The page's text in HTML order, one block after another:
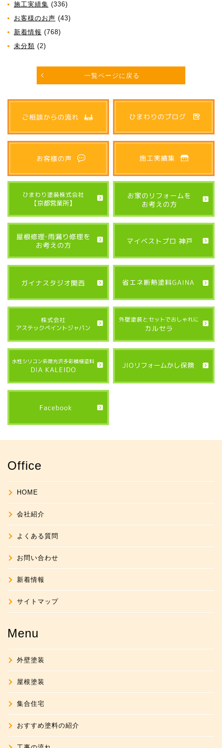
施工実績集 (336)
お客様のお声 (43)
新着情報 (768)
未分類 (2)
一覧ページに戻る
Office
HOME
会社紹介
よくある質問
お問い合わせ
新着情報
サイトマップ
Menu
外壁塗装
屋根塗装
集合住宅
おすすめ塗料の紹介